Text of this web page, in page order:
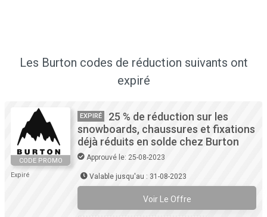
Les Burton codes de réduction suivants ont
expiré
CODE PROMO
Expiré
EXPIRÉ
25 % de réduction sur les
snowboards, chaussures et fixations
déjà réduits en solde chez Burton
Approuvé le: 25-08-2023
Valable jusqu'au : 31-08-2023
Voir Le Offre